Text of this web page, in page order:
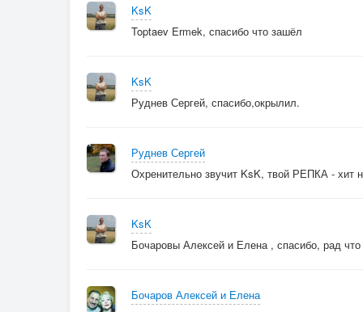
KsK
Toptaev Ermek, спасибо что зашёл
KsK
Руднев Сергей, спасибо,окрылил.
Руднев Сергей
Охренительно звучит KsK, твой РЕПКА -
KsK
Бочаровы Алексей и Елена , спасибо, рад
Бочаров Алексей и Елена